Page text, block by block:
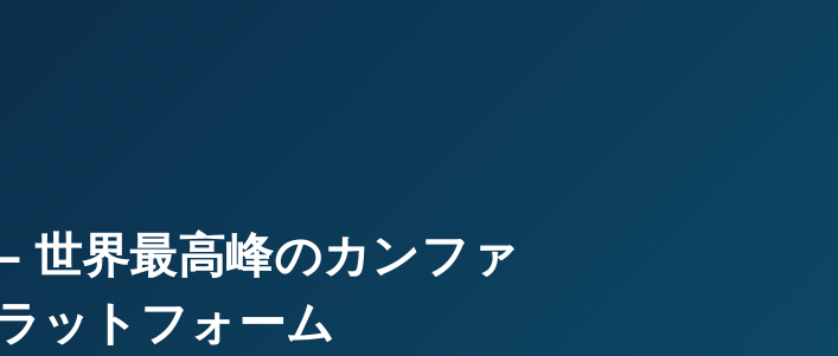
界最高峰のカンファ
ットフォーム